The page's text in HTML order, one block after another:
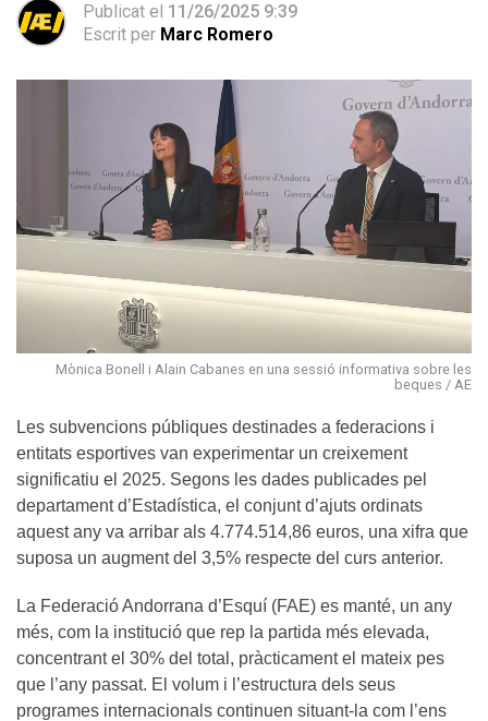
Publicat el 11/26/2025 9:39
Escrit per Marc Romero
Mònica Bonell i Alain Cabanes en una sessió informativa sobre les
beques / AE
Les subvencions públiques destinades a federacions i
entitats esportives van experimentar un creixement
significatiu el 2025. Segons les dades publicades pel
departament d’Estadística, el conjunt d’ajuts ordinats
aquest any va arribar als 4.774.514,86 euros, una xifra que
suposa un augment del 3,5% respecte del curs anterior.
La Federació Andorrana d’Esquí (FAE) es manté, un any
més, com la institució que rep la partida més elevada,
concentrant el 30% del total, pràcticament el mateix pes
que l’any passat. El volum i l’estructura dels seus
programes internacionals continuen situant-la com l’ens